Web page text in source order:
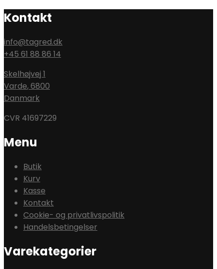
Kontakt
info@tagred.dk
+45 61 88 86 14
Skelhøjvej 1
Varde,6800
Danmark
CVR 41697229
Menu
Butik
Kurv
Kasse
Kontakt
Cookie- og privatlivspolitik
Handelsbetingelser
Varekategorier